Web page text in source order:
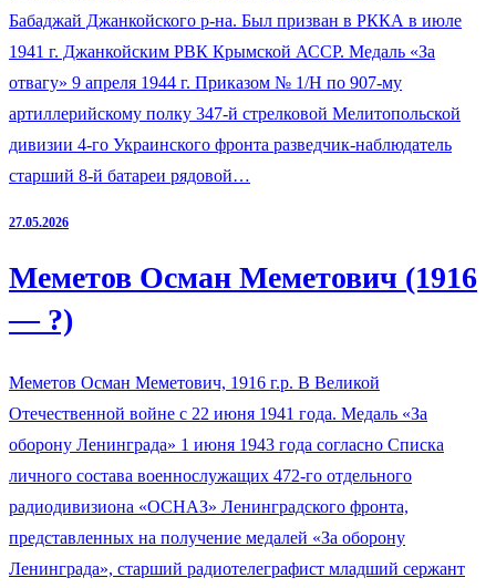
Бабаджай Джанкойского р-на. Был призван в РККА в июле
1941 г. Джанкойским РВК Крымской АССР. Медаль «За
отвагу» 9 апреля 1944 г. Приказом № 1/Н по 907-му
артиллерийскому полку 347-й стрелковой Мелитопольской
дивизии 4-го Украинского фронта разведчик-наблюдатель
старший 8-й батареи рядовой…
27.05.2026
Меметов Осман Меметович (1916
— ?)
Меметов Осман Меметович, 1916 г.р. В Великой
Отечественной войне с 22 июня 1941 года. Медаль «За
оборону Ленинграда» 1 июня 1943 года согласно Списка
личного состава военнослужащих 472-го отдельного
радиодивизиона «ОСНАЗ» Ленинградского фронта,
представленных на получение медалей «За оборону
Ленинграда», старший радиотелеграфист младший сержант